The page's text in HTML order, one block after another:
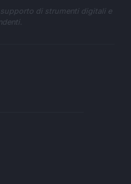
di strumenti digitali e